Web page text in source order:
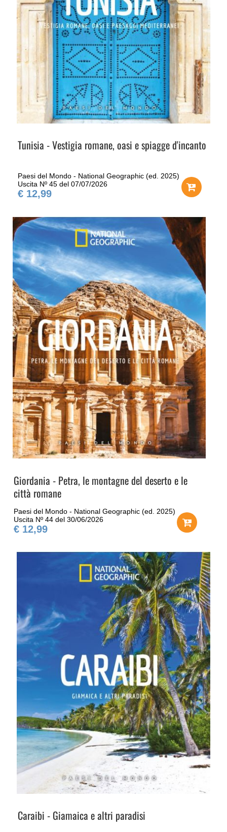
Tunisia - Vestigia romane, oasi e spiagge d'incanto
Paesi del Mondo - National Geographic (ed. 2025)
Uscita Nº 45 del 07/07/2026
€ 12,99
Giordania - Petra, le montagne del deserto e le
città romane
Paesi del Mondo - National Geographic (ed. 2025)
Uscita Nº 44 del 30/06/2026
€ 12,99
Caraibi - Giamaica e altri paradisi